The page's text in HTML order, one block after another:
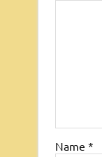
Name *